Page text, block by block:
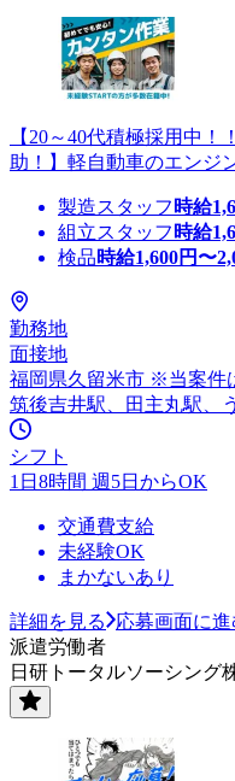
【20～40代積極採用中
助！】軽自動車のエンジ
製造スタッフ 時給
組立スタッフ 時給
検品時給1,600円〜
勤務地
面接地
福岡県久留米市 ※当案件
筑後吉井駅、田主丸駅、
シフト
1日8時間 週5日からOK
交通費支給
未経験OK
まかないあり
詳細を見る
応募画面に進
派遣労働者
日研トータルソーシング